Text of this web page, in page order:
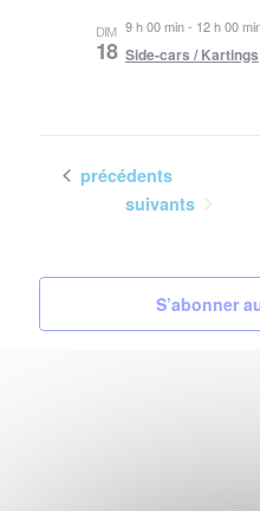
DIM
18
9 h 00 min- 12 h 00
Side-cars / Kartings
Évènements
précédents
Évènements
suivants
S’abonner